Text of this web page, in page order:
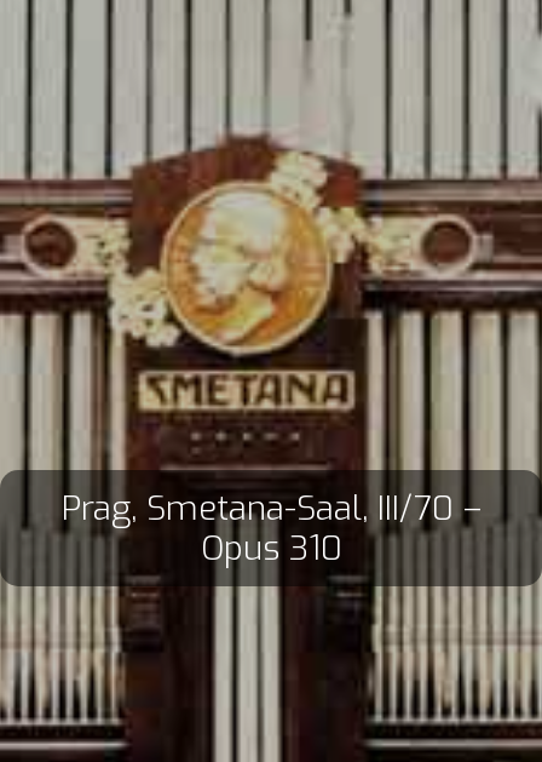
Prag, Smetana-Saal, III/70 –
Opus 310